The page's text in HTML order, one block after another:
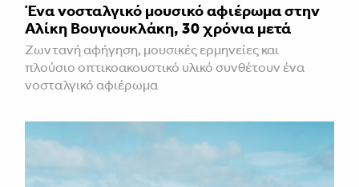
Ένα νοσταλγικό μουσικό αφιέρωμα στην
Αλίκη Βουγιουκλάκη, 30 χρόνια μετά
Ζωντανή αφήγηση, μουσικές ερμηνείες και
πλούσιο οπτικοακουστικό υλικό συνθέτουν ένα
νοσταλγικό αφιέρωμα